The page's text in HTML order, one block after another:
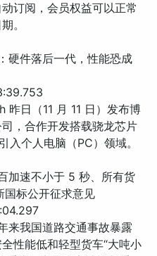
订阅，会员权益可以正常
。
硬件落后一代，性能恐成
日（11 月 11 日）发布博
，合作开发搭载骁龙芯片
入个人电脑（PC）领域。
加速不小于 5 秒、所有货
国标公开征求意见
来我国道路交通事故暴露
性能低和轻型货车“大吨小